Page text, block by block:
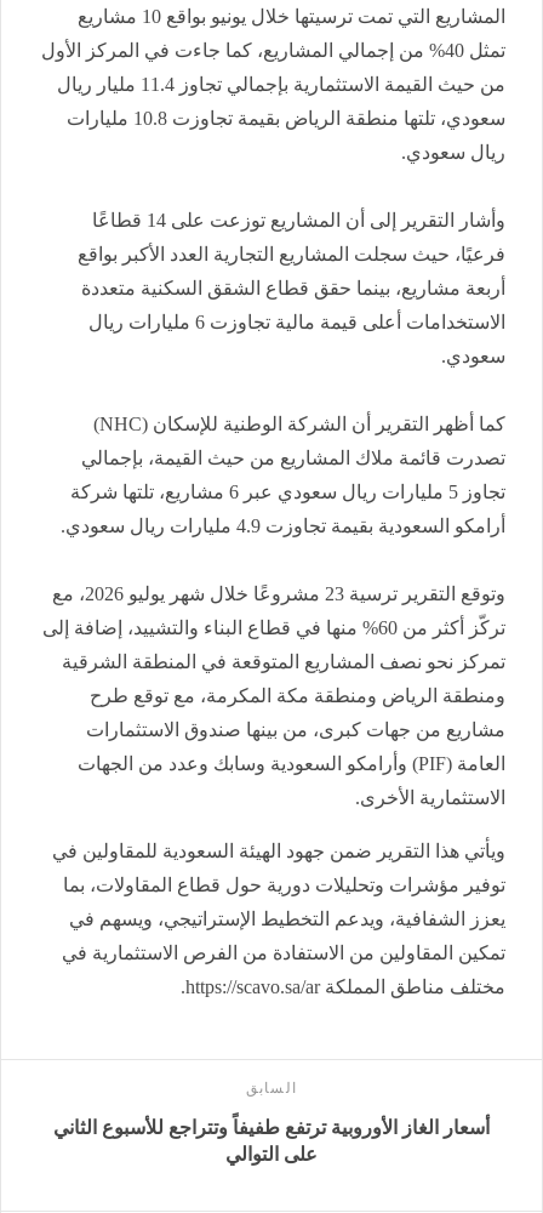
المشاريع التي تمت ترسيتها خلال يونيو بواقع 10 مشاريع
تمثل 40% من إجمالي المشاريع، كما جاءت في المركز الأول
من حيث القيمة الاستثمارية بإجمالي تجاوز 11.4 مليار ريال
سعودي، تلتها منطقة الرياض بقيمة تجاوزت 10.8 مليارات
ريال سعودي.
وأشار التقرير إلى أن المشاريع توزعت على 14 قطاعًا
فرعيًا، حيث سجلت المشاريع التجارية العدد الأكبر بواقع
أربعة مشاريع، بينما حقق قطاع الشقق السكنية متعددة
الاستخدامات أعلى قيمة مالية تجاوزت 6 مليارات ريال
سعودي.
كما أظهر التقرير أن الشركة الوطنية للإسكان (NHC)
تصدرت قائمة ملاك المشاريع من حيث القيمة، بإجمالي
تجاوز 5 مليارات ريال سعودي عبر 6 مشاريع، تلتها شركة
أرامكو السعودية بقيمة تجاوزت 4.9 مليارات ريال سعودي.
وتوقع التقرير ترسية 23 مشروعًا خلال شهر يوليو 2026، مع
تركّز أكثر من 60% منها في قطاع البناء والتشييد، إضافة إلى
تمركز نحو نصف المشاريع المتوقعة في المنطقة الشرقية
ومنطقة الرياض ومنطقة مكة المكرمة، مع توقع طرح
مشاريع من جهات كبرى، من بينها صندوق الاستثمارات
العامة (PIF) وأرامكو السعودية وسابك وعدد من الجهات
الاستثمارية الأخرى.
ويأتي هذا التقرير ضمن جهود الهيئة السعودية للمقاولين في
توفير مؤشرات وتحليلات دورية حول قطاع المقاولات، بما
يعزز الشفافية، ويدعم التخطيط الإستراتيجي، ويسهم في
تمكين المقاولين من الاستفادة من الفرص الاستثمارية في
مختلف مناطق المملكة https://scavo.sa/ar.
السابق
أسعار الغاز الأوروبية ترتفع طفيفاً وتتراجع للأسبوع الثاني
على التوالي